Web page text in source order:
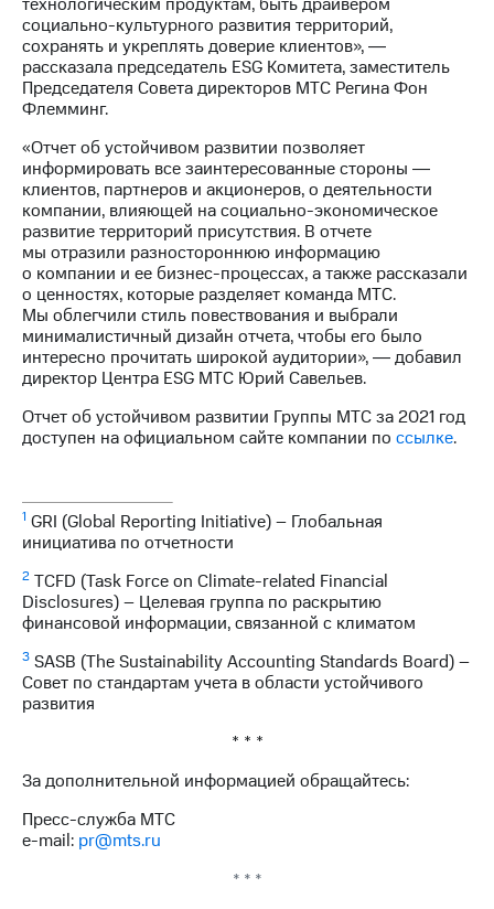
Дивиденды
Рынок
облигаций
Описание
Еврооблигации-2023
Уведомление
о
погашении
именных
облигаций
Другое
Регистратор
Реквизиты
Контакты
развитие
деловая этика
На главную
социально-культурного развития территорий,
сохранять и укреплять доверие клиентов», ―
рассказала председатель ESG Комитета, заместитель
Председателя Совета директоров МТС Регина Фон
Флемминг.
«Отчет об устойчивом развитии позволяет
информировать все заинтересованные стороны ―
клиентов, партнеров и акционеров, о деятельности
компании, влияющей на социально-экономическое
развитие территорий присутствия. В отчете
мы отразили разностороннюю информацию
о компании и ее бизнес-процессах, а также рассказали
о ценностях, которые разделяет команда МТС.
Мы облегчили стиль повествования и выбрали
минималистичный дизайн отчета, чтобы его было
интересно прочитать широкой аудитории», ― добавил
директор Центра ESG МТС Юрий Савельев.
Отчет об устойчивом развитии Группы МТС за 2021 год
доступен на официальном сайте компании по ссылке.
1 GRI (Global Reporting Initiative) – Глобальная
инициатива по отчетности
2 TCFD (Task Force on Climate-related Financial
Disclosures) – Целевая группа по раскрытию
финансовой информации, связанной с климатом
3 SASB (The Sustainability Accounting Standards Board) –
Совет по стандартам учета в области устойчивого
развития
* * *
За дополнительной информацией обращайтесь:
Пресс-служба МТС
e-mail: pr@mts.ru
* * *